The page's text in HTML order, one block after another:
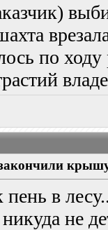
по ходу
в
никуда не